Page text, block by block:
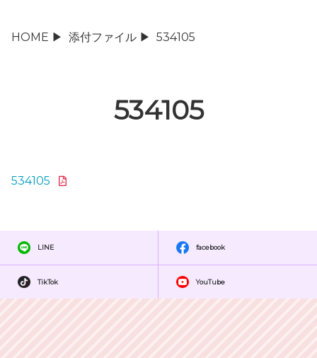
HOME ▶ 添付ファイル ▶ 534105
534105
534105
LINE facebook
TikTok YouTube